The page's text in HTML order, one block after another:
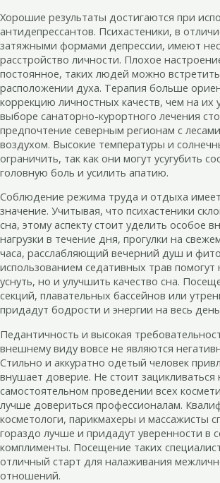
Хорошие результаты достигаются при
антидепрессантов. Психастеники, в
затяжными формами депрессии, имеют
расстройство личности. Плохое
постоянное, таких людей можно
расположении духа. Терапия больше
коррекцию личностных качеств, чем на их
выборе санаторно-курортного лечения
предпочтение северным регионам с
воздухом. Высокие температуры и
ограничить, так как они могут усугубить
головную боль и усилить апатию.
Соблюдение режима труда и отдыха
значение. Учитывая, что психастеники
сна, этому аспекту стоит уделить особое
нагрузки в течение дня, прогулки на
часа, расслабляющий вечерний душ и
использованием седативных трав помогут
уснуть, но и улучшить качество сна.
секций, плавательных бассейнов или
придадут бодрости и энергии на весь
Педантичность и высокая
внешнему виду вовсе не являются
Стильно и аккуратно одетый человек
внушает доверие. Не стоит зацикливаться
самостоятельном проведении всех
лучше довериться профессионалам.
косметологи, парикмахеры и массажисты
гораздо лучше и придадут уверенности в
комплименты. Посещение таких
отличный старт для налаживания
отношений.